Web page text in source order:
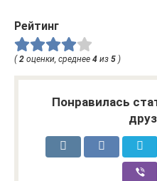
Рейтинг
( 2 оценки, среднее 4 из 5 )
Понравилась